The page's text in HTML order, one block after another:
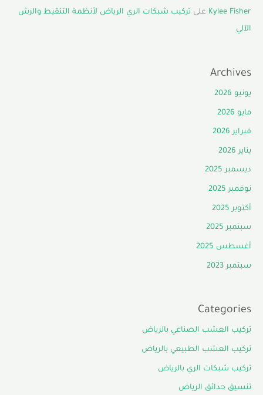
Kylee Fisher على تركيب شبكات الري الرياض لأنظمة التنقيط والرش
الآلي
Archives
يونيو 2026
مايو 2026
فبراير 2026
يناير 2026
ديسمبر 2025
نوفمبر 2025
أكتوبر 2025
سبتمبر 2025
أغسطس 2025
سبتمبر 2023
Categories
تركيب العشب الصناعي بالرياض
تركيب العشب الطبيعي بالرياض
تركيب شبكات الري بالرياض
تنسيق حدائق الرياض